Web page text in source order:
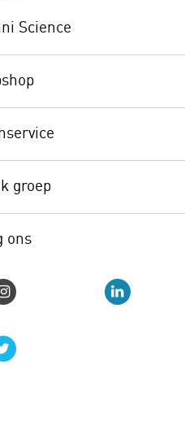
Science
groep
ons